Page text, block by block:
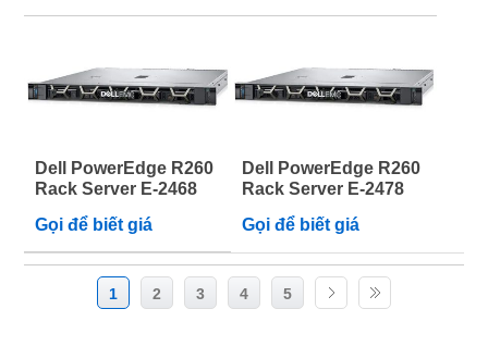
Dell PowerEdge R260
Rack Server E-2468
Gọi để biết giá
Dell PowerEdge R260
Rack Server E-2478
Gọi để biết giá
1 2 3 4 5